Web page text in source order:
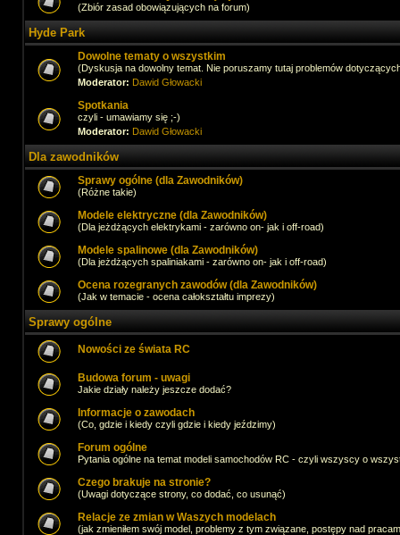
(Zbiór zasad obowiązujących na forum)
Hyde Park
Dowolne tematy o wszystkim
(Dyskusja na dowolny temat. Nie poruszamy tutaj problemów
Moderator: Dawid Głowacki
Spotkania
czyli - umawiamy się ;-)
Moderator: Dawid Głowacki
Dla zawodników
Sprawy ogólne (dla Zawodników)
(Różne takie)
Modele elektryczne (dla Zawodników)
(Dla jeżdżących elektrykami - zarówno on- jak i off-road)
Modele spalinowe (dla Zawodników)
(Dla jeżdżących spaliniakami - zarówno on- jak i off-road)
Ocena rozegranych zawodów (dla Zawodników)
(Jak w temacie - ocena całokształtu imprezy)
Sprawy ogólne
Nowości ze świata RC
Budowa forum - uwagi
Jakie działy należy jeszcze dodać?
Informacje o zawodach
(Co, gdzie i kiedy czyli gdzie i kiedy jeździmy)
Forum ogólne
Pytania ogólne na temat modeli samochodów RC - czyli wszyscy o
Czego brakuje na stronie?
(Uwagi dotyczące strony, co dodać, co usunąć)
Relacje ze zmian w Waszych modelach
(jak zmieniłem swój model, problemy z tym związane, postępy nad